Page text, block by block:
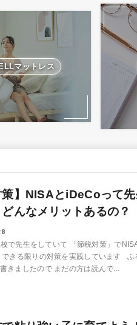
マットレス
策】NISAとiDeCoって
んなメリットあるの？
で先生をしていて 「節税対策」で
できる限りの対策を実践しています ふ
きましたので まだの方は読んで...